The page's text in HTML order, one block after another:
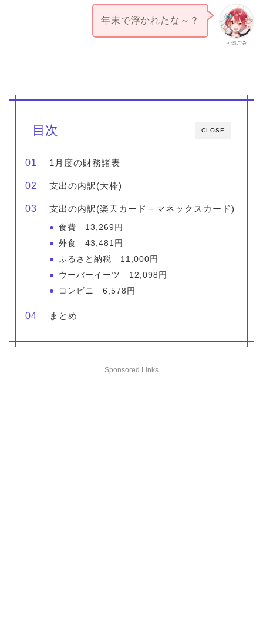
可燃ごみ
年末で浮かれたな～？
CLOSE
目次
1月度の財務諸表
支出の内訳(大枠)
支出の内訳(楽天カード＋マネックスカード)
食費 13,269円
外食 43,481円
ふるさと納税 11,000円
ウーバーイーツ 12,098円
コンビニ 6,578円
まとめ
Sponsored Links